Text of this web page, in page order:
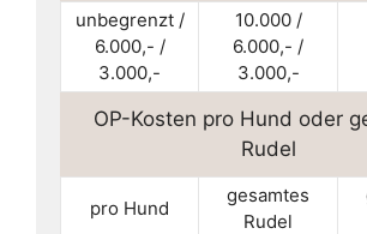
unbegrenzt /
6.000,- /
3.000,-
10.000 /
6.000,- /
3.000,-
OP-Kosten pro Hund oder
Rudel
pro Hund
gesamtes
Rudel